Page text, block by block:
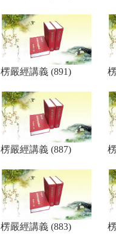
楞嚴經講義 (891)
楞嚴經講義 (887)
楞嚴經講義 (883)